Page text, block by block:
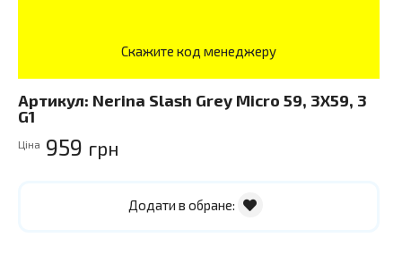
Скажите код менеджеру
Артикул: Nerina Slash Grey Micro 59, 3X59, 3
G1
Ціна 959 грн
Додати в обране: